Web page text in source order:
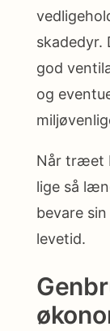
skadedyr.
god
og
Når træet
lige så
bevare
levetid.